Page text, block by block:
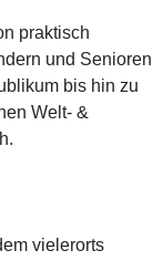
praktisch
und Senioren
bis hin zu
Welt- &
vielerorts